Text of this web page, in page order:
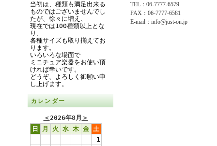
当初は、種類も満足出来る
ものではございませんでし
たが、徐々に増え、
現在では100種類以上とな
り、
各種サイズも取り揃えてお
ります。
いろいろな場面で
ミニチュア楽器をお使い頂
ければ幸いです。
どうぞ、よろしく御願い申
し上げます。
カレンダー
＜2026年8月 ＞
日
月 火 水 木 金 土
1
TEL：06-7777-6579
FAX：06-7777-6581
E-mail：info@just-on.jp